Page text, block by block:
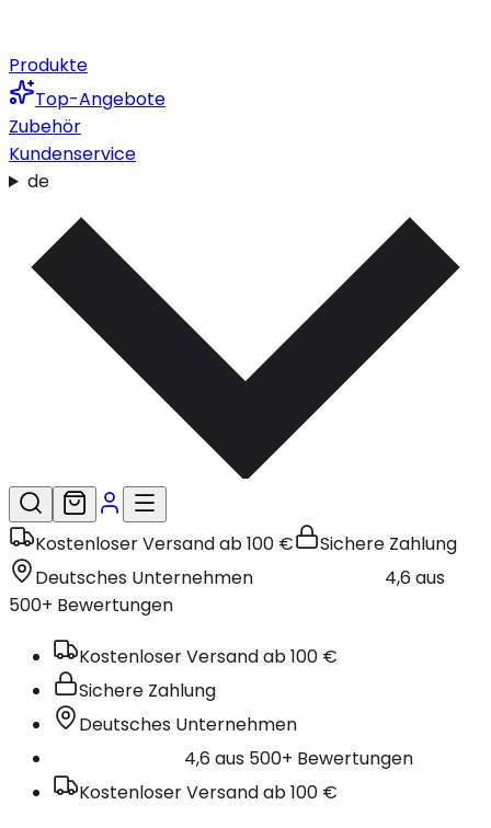
Produkte
Top-Angebote
Zubehör
Kundenservice
de
Kostenloser Versand ab 100 €
Sichere Zahlung
Deutsches Unternehmen
4,6 aus
500+ Bewertungen
Kostenloser Versand ab 100 €
Sichere Zahlung
Deutsches Unternehmen
4,6 aus 500+ Bewertungen
Kostenloser Versand ab 100 €